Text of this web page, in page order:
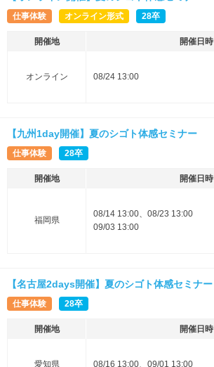
仕事体験 オンライン形式 28卒
開催地 開催日時
オンライン 08/24 13:00
【九州1day開催】夏のシゴト体感セミナー
仕事体験 28卒
開催地 開催日時
福岡県
08/14 13:00、08/23 13:00
09/03 13:00
【名古屋2days開催】夏のシゴト体感セミナー
仕事体験 28卒
開催地 開催日時
愛知県 08/16 13:00、09/01 13:00